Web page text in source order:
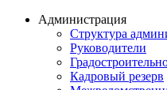
Администрация
Структура
Руководители
Кадровый резерв